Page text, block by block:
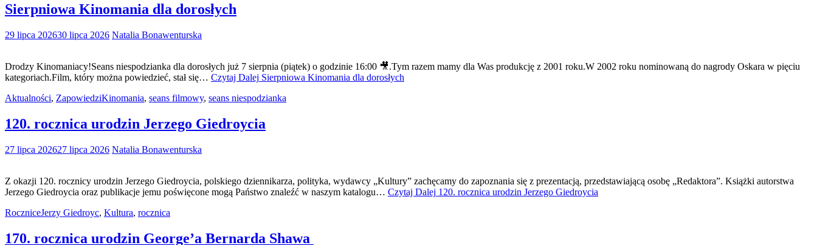
Sierpniowa Kinomania dla dorosłych
29 lipca 202630 lipca 2026 Natalia Bonawenturska
Drodzy Kinomaniacy!Seans niespodzianka dla dorosłych już 7 sierpnia (piątek) o godzinie 16:00 🎥.Tym razem mamy dla Was produkcję z 2001 roku.W 2002 roku nominowaną do nagrody Oskara w pięciu
kategoriach.Film, który można powiedzieć, stał się… Czytaj Dalej Sierpniowa Kinomania dla dorosłych
Aktualności, ZapowiedziKinomania, seans filmowy, seans niespodzianka
120. rocznica urodzin Jerzego Giedroycia
27 lipca 202627 lipca 2026 Natalia Bonawenturska
Z okazji 120. rocznicy urodzin Jerzego Giedroycia, polskiego dziennikarza, polityka, wydawcy „Kultury” zachęcamy do zapoznania się z prezentacją, przedstawiającą osobę „Redaktora”. Książki autorstwa
Jerzego Giedroycia oraz publikacje jemu poświęcone mogą Państwo znaleźć w naszym katalogu… Czytaj Dalej 120. rocznica urodzin Jerzego Giedroycia
RoczniceJerzy Giedroyc, Kultura, rocznica
170. rocznica urodzin George’a Bernarda Shawa